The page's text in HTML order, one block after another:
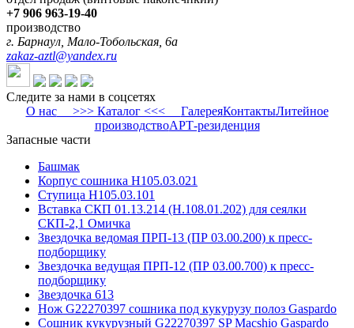
+7 906 963-19-40
производство
г. Барнаул, Мало-Тобольская, 6а
zakaz-aztl@yandex.ru
Следите за нами в соцсетях
О нас>>> Каталог <<< ГалереяКонтактыЛитейное
производствоАРТ-резиденция
Запасные части
Башмак
Корпус сошника Н105.03.021
Ступица Н105.03.101
Вставка СКП 01.13.214 (Н.108.01.202) для сеялки
СКП-2,1 Омичка
Звездочка ведомая ПРП-13 (ПР 03.00.200) к пресс-
подборщику
Звездочка ведущая ПРП-12 (ПР 03.00.700) к пресс-
подборщику
Звездочка 613
Нож G22270397 сошника под кукурузу полоз Gaspardo
Сошник кукурузный G22270397 SP Macshio Gaspardo